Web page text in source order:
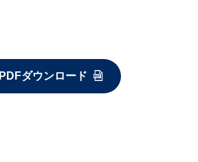
PDFダウンロード